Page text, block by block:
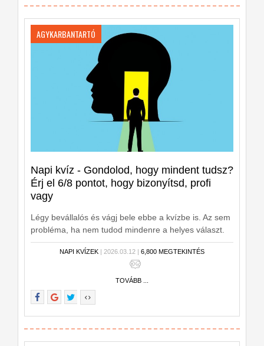
AGYKARBANTARTÓ
Napi kvíz - Gondolod, hogy mindent tudsz?
Érj el 6/8 pontot, hogy bizonyítsd, profi
vagy
Légy bevállalós és vágj bele ebbe a kvízbe is. Az sem
probléma, ha nem tudod mindenre a helyes választ.
Játszd le még egyszer és másodszorra már biztos
nem hibázol.NAPI KVÍZEK | 2026.03.12 | 6,800 MEGTEKINTÉS
TOVÁBB ...